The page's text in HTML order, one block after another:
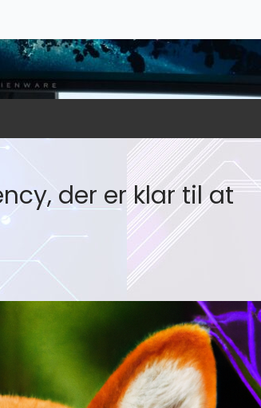
der er klar til at